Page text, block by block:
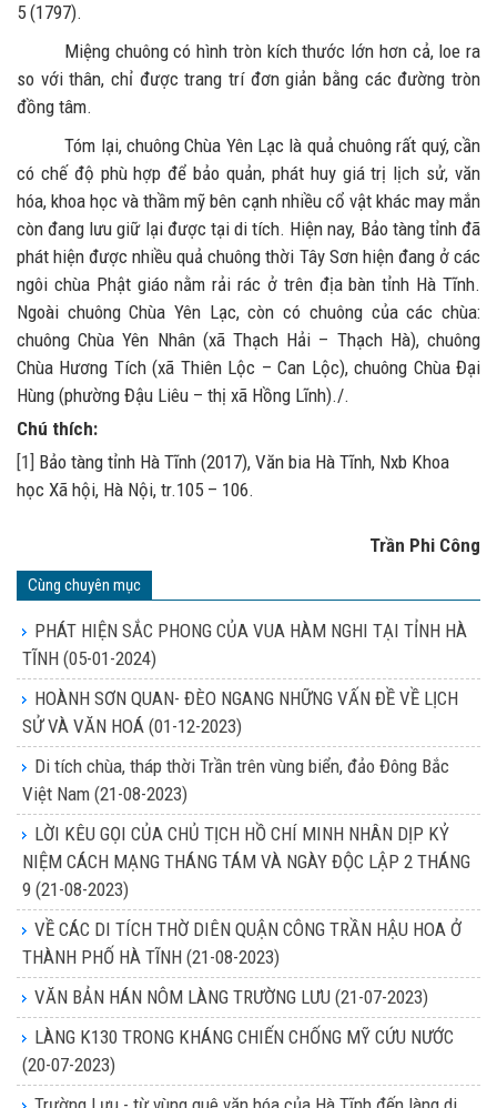
5 (1797).
Miệng chuông có hình tròn kích thước lớn hơn cả, loe ra
so với thân, chỉ được trang trí đơn giản bằng các đường tròn
đồng tâm.
Tóm lại, chuông Chùa Yên Lạc là quả chuông rất quý, cần
có chế độ phù hợp để bảo quản, phát huy giá trị lịch sử, văn
hóa, khoa học và thầm mỹ bên cạnh nhiều cổ vật khác may mắn
còn đang lưu giữ lại được tại di tích. Hiện nay, Bảo tàng tỉnh đã
phát hiện được nhiều quả chuông thời Tây Sơn hiện đang ở các
ngôi chùa Phật giáo nằm rải rác ở trên địa bàn tỉnh Hà Tĩnh.
Ngoài chuông Chùa Yên Lạc, còn có chuông của các chùa:
chuông Chùa Yên Nhân (xã Thạch Hải – Thạch Hà), chuông
Chùa Hương Tích (xã Thiên Lộc – Can Lộc), chuông Chùa Đại
Hùng (phường Đậu Liêu – thị xã Hồng Lĩnh)./.
Chú thích:
[1] Bảo tàng tỉnh Hà Tĩnh (2017), Văn bia Hà Tĩnh, Nxb Khoa
học Xã hội, Hà Nội, tr.105 – 106.
Trần Phi Công
Cùng chuyên mục
PHÁT HIỆN SẮC PHONG CỦA VUA HÀM NGHI TẠI TỈNH HÀ
TĨNH (05-01-2024)
HOÀNH SƠN QUAN- ĐÈO NGANG NHỮNG VẤN ĐỀ VỀ LỊCH
SỬ VÀ VĂN HOÁ (01-12-2023)
Di tích chùa, tháp thời Trần trên vùng biển, đảo Đông Bắc
Việt Nam (21-08-2023)
LỜI KÊU GỌI CỦA CHỦ TỊCH HỒ CHÍ MINH NHÂN DỊP KỶ
NIỆM CÁCH MẠNG THÁNG TÁM VÀ NGÀY ĐỘC LẬP 2 THÁNG
9 (21-08-2023)
VỀ CÁC DI TÍCH THỜ DIÊN QUẬN CÔNG TRẦN HẬU HOA Ở
THÀNH PHỐ HÀ TĨNH (21-08-2023)
VĂN BẢN HÁN NÔM LÀNG TRƯỜNG LƯU (21-07-2023)
LÀNG K130 TRONG KHÁNG CHIẾN CHỐNG MỸ CỨU NƯỚC
(20-07-2023)